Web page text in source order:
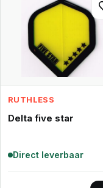
RUTHLESS
Delta five star
Direct leverbaar